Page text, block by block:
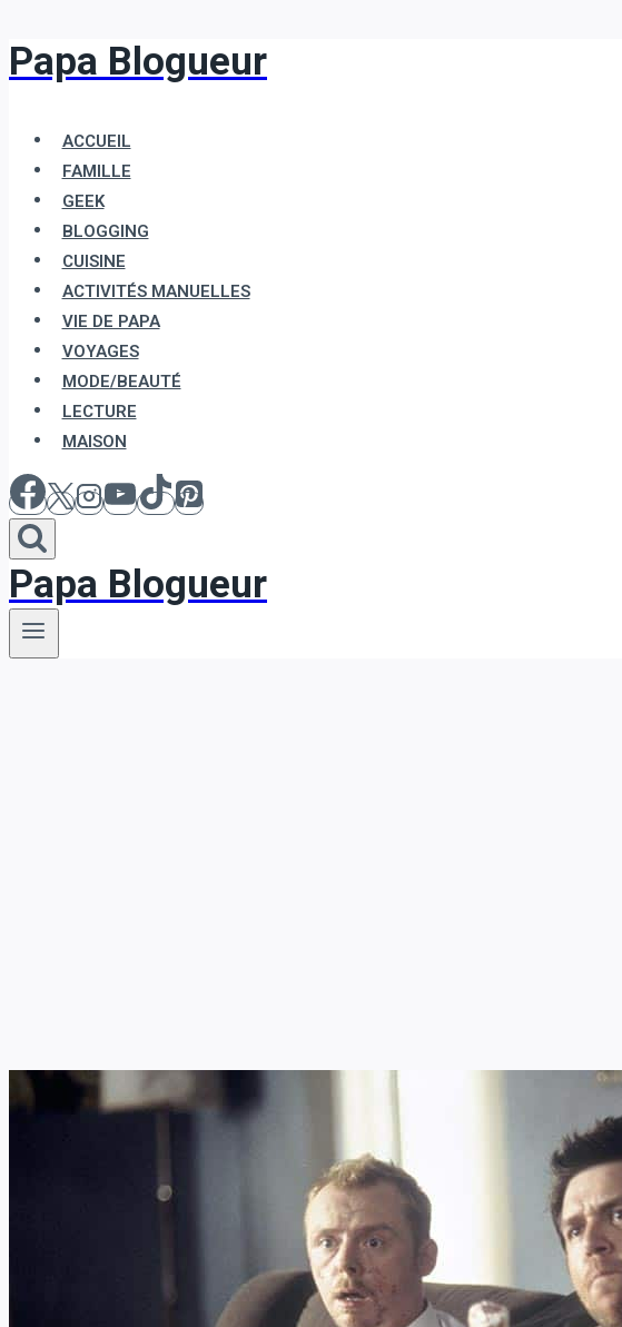
Aller
au
Papa Blogueur
ACCUEIL
FAMILLE
GEEK
BLOGGING
CUISINE
ACTIVITÉS MANUELLES
VIE DE PAPA
VOYAGES
MODE/BEAUTÉ
LECTURE
MAISON
Papa Blogueur